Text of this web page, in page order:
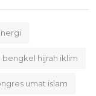
bengkel hijrah iklim
umat islam